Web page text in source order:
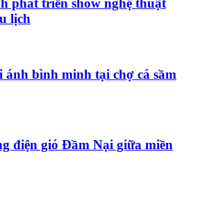
phát triển show nghệ thuật
lịch
ánh bình minh tại chợ cá sầm
điện gió Đầm Nại giữa miền